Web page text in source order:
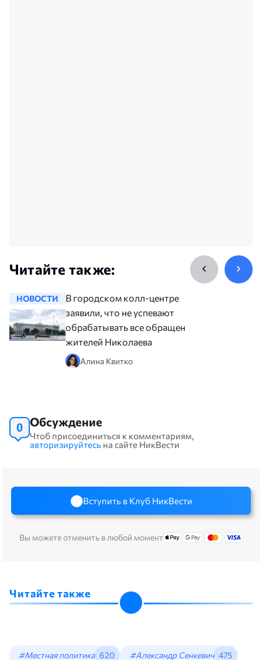
Читайте также:
НОВОСТИ
В городском колл-центре
заявили, что не успевают
обрабатывать все обращения
жителей Николаева
Алина Квитко
0 Обсуждение
Чтоб присоединиться к комментариям,
авторизируйтесь на сайте НикВести
Вступить в Клуб НикВести
Вы можете отменить в любой момент
Читайте также
#Местная политика 620 #Александр Сенкевич 475